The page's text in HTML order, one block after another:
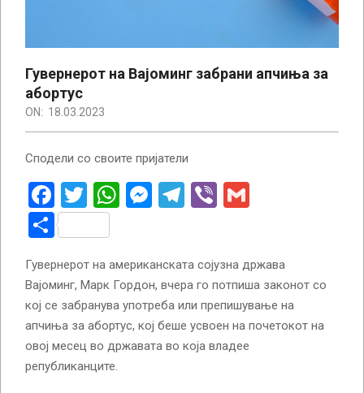
Гувернерот на Вајоминг забрани апчиња за
абортус
ON: 18.03.2023
Сподели со своите пријатели
Facebook
Twitter
WhatsApp
Messenger
Telegram
Viber
Share
Гувернерот на американската сојузна држава
Вајоминг, Марк Гордон, вчера го потпиша законот со
кој се забранува употреба или препишување на
апчиња за абортус, кој беше усвоен на почетокот на
овој месец во државата во која владее
републиканците.